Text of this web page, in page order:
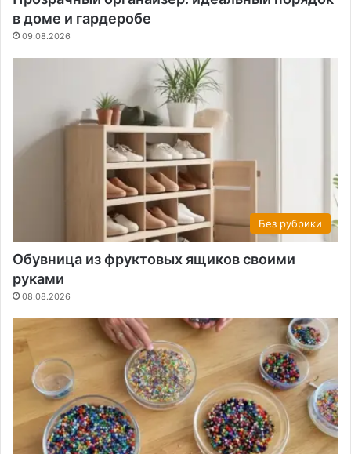
в доме и гардеробе
09.08.2026
Без рубрики
Обувница из фруктовых ящиков своими
руками
08.08.2026